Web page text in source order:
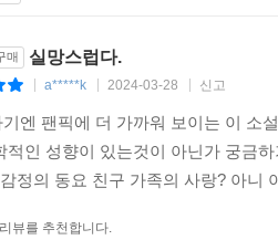
매 실망스럽다.
a*****k 2024-03-28 신고
엔 팬픽에 더 가까워 보이는 이 소
적인 성향이 있는것이 아닌가 궁금
정의 동요 친구 가족의 사랑? 아니
뷰를 추천합니다.